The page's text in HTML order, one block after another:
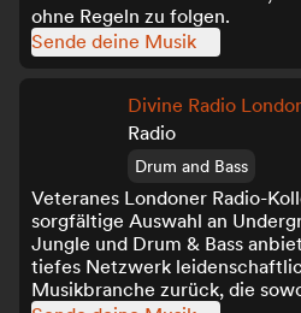
ohne Regeln zu folgen.
Sende deine Musik
Divine Radio
Radio
Drum and Bass
Veteranes Londoner Radio-
sorgfältige Auswahl an
Jungle und Drum & Bass
tiefes Netzwerk
Musikbranche zurück, die